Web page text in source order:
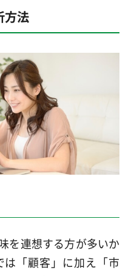
方法
を連想する方が多いか
は「顧客」に加え「市